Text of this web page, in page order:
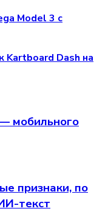
Model 3 с
Kartboard Dash на
мобильного
признаки, по
текст